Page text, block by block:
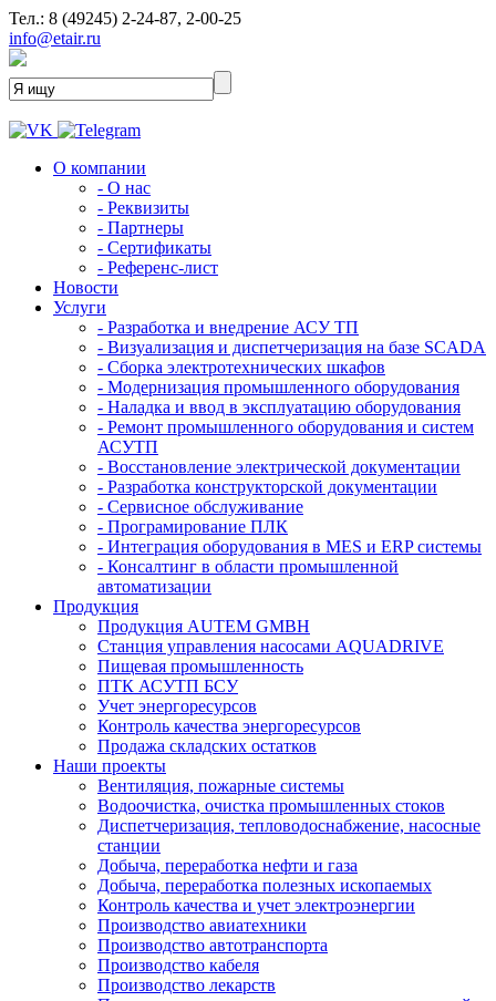
Тел.: 8 (49245) 2-24-87, 2-00-25
info@etair.ru
О компании
- О нас
- Реквизиты
- Партнеры
- Сертификаты
- Референс-лист
Новости
Услуги
- Разработка и внедрение АСУ ТП
- Визуализация и диспетчеризация на базе SCADA
- Сборка электротехнических шкафов
- Модернизация промышленного оборудования
- Наладка и ввод в эксплуатацию оборудования
- Ремонт промышленного оборудования и систем
АСУТП
- Восстановление электрической документации
- Разработка конструкторской документации
- Сервисное обслуживание
- Програмирование ПЛК
- Интеграция оборудования в MES и ERP системы
- Консалтинг в области промышленной
автоматизации
Продукция
Продукция AUTEM GMBH
Cтанция управления насосами AQUADRIVE
Пищевая промышленность
ПТК АСУТП БСУ
Учет энергоресурсов
Контроль качества энергоресурсов
Продажа складских остатков
Наши проекты
Вентиляция, пожарные системы
Водоочистка, очистка промышленных стоков
Диспетчеризация, тепловодоснабжение, насосные
станции
Добыча, переработка нефти и газа
Добыча, переработка полезных ископаемых
Контроль качества и учет электроэнергии
Производство авиатехники
Производство автотранспорта
Производство кабеля
Производство лекарств